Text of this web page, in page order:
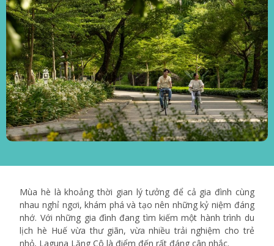
Mùa hè là khoảng thời gian lý tưởng để cả gia đình cùng
nhau nghỉ ngơi, khám phá và tạo nên những kỷ niệm đáng
nhớ. Với những gia đình đang tìm kiếm một hành trình du
lịch hè Huế vừa thư giãn, vừa nhiều trải nghiệm cho trẻ
nhỏ, Laguna Lăng Cô là điểm đến rất đáng cân nhắc.